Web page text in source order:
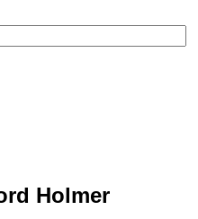
Holmer